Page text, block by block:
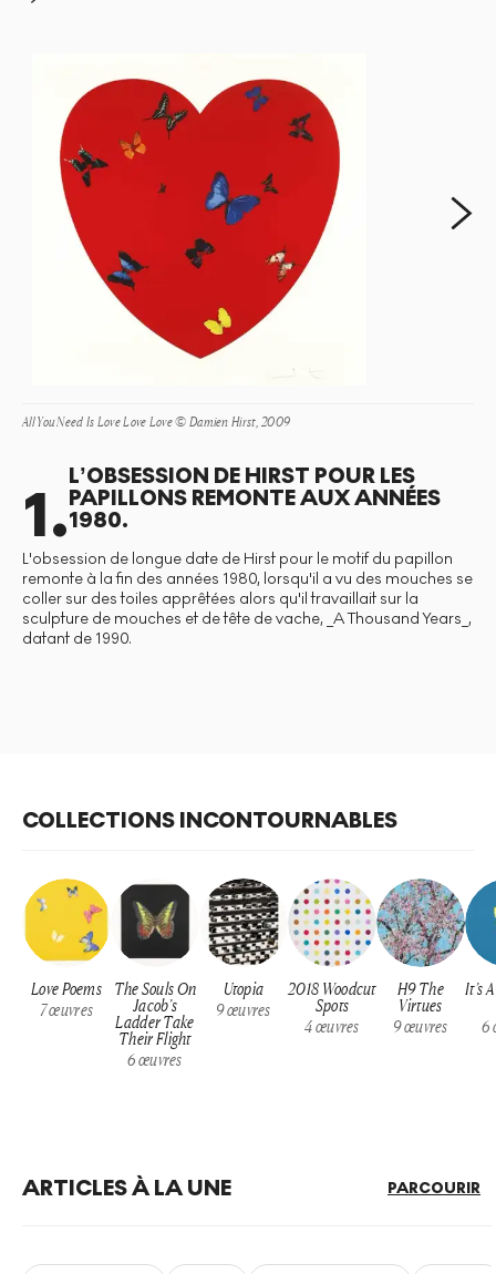
mort. Hirst utilise le motif du papillon dans toute son
cœur de l’expérience humaine : l’amour, la vie, la
mort, la loyauté et la trahison, et ce, à travers des
médias non conventionnels.
All You Need Is Love Love Love © Damien Hirst, 2009
1.
L’OBSESSION DE HIRST POUR LES
PAPILLONS REMONTE AUX ANNÉES
1980.
L'obsession de longue date de Hirst pour le motif du papillon
remonte à la fin des années 1980, lorsqu'il a vu des mouches se
coller sur des toiles apprêtées alors qu'il travaillait sur la
sculpture de mouches et de tête de vache, _A Thousand Years_,
datant de 1990.
COLLECTIONS INCONTOURNABLES
Love Poems
7œuvres
The Souls On
Jacob’s
Ladder Take
Their Flight
6œuvres
Utopia
9œuvres
2018 Woodcut
Spots
4œuvres
H9 The
Virtues
9œuvres
It’s
6
ARTICLES À LA UNE PARCOURIR